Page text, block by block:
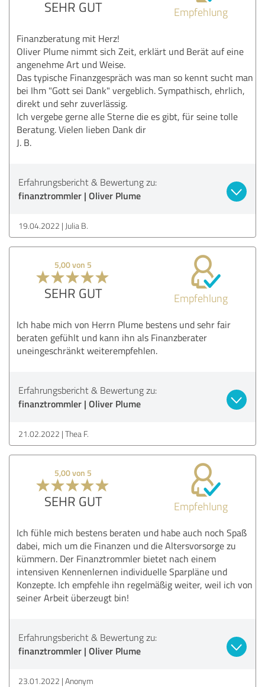
SEHR GUT Empfehlung
Finanzberatung mit Herz!
Oliver Plume nimmt sich Zeit, erklärt und Berät auf eine
angenehme Art und Weise.
Das typische Finanzgespräch was man so kennt sucht man
bei Ihm "Gott sei Dank" vergeblich. Sympathisch, ehrlich,
direkt und sehr zuverlässig.
Ich vergebe gerne alle Sterne die es gibt, für seine tolle
Beratung. Vielen lieben Dank dir
J. B.
Erfahrungsbericht & Bewertung zu:
finanztrommler | Oliver Plume
19.04.2022 Julia B.
5,00 von 5
SEHR GUT Empfehlung
Ich habe mich von Herrn Plume bestens und sehr fair
beraten gefühlt und kann ihn als Finanzberater
uneingeschränkt weiterempfehlen.
Erfahrungsbericht & Bewertung zu:
finanztrommler | Oliver Plume
21.02.2022 Thea F.
5,00 von 5
SEHR GUT Empfehlung
Ich fühle mich bestens beraten und habe auch noch Spaß
dabei, mich um die Finanzen und die Altersvorsorge zu
kümmern. Der Finanztrommler bietet nach einem
intensiven Kennenlernen individuelle Sparpläne und
Konzepte. Ich empfehle ihn regelmäßig weiter, weil ich von
seiner Arbeit überzeugt bin!
Erfahrungsbericht & Bewertung zu:
finanztrommler | Oliver Plume
23.01.2022 Anonym